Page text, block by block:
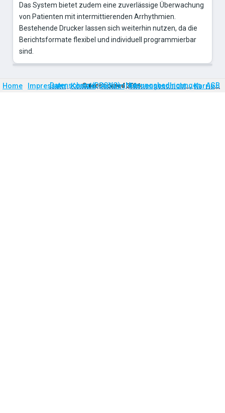
Das System bietet zudem eine zuverlässige Überwachung
von Patienten mit intermittierenden Arrhythmien.
Bestehende Drucker lassen sich weiterhin nutzen, da die
Berichtsformate flexibel und individuell programmierbar
sind.
Home Impressum Kontakt Anfahrt Firmengeschichte Karriere
©technomed 2026
Datenschutz (DSGVO) Nutzungsbedingungen AGB